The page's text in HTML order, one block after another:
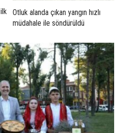
Otluk alanda çıkan yangın hızlı
müdahale ile söndürüldü